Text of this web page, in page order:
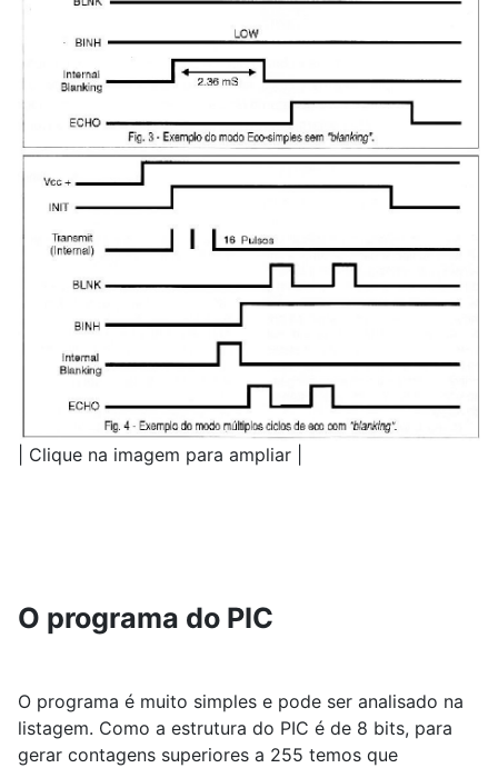
| Clique na imagem para ampliar |
O programa do PIC
O programa é muito simples e pode ser analisado na
listagem. Como a estrutura do PIC é de 8 bits, para
gerar contagens superiores a 255 temos que